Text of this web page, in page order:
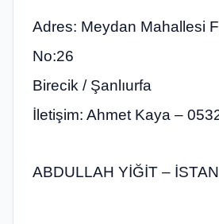
Adres: Meydan Mahallesi
No:26
Birecik / Şanlıurfa
İletişim: Ahmet Kaya –
ABDULLAH YİĞİT –